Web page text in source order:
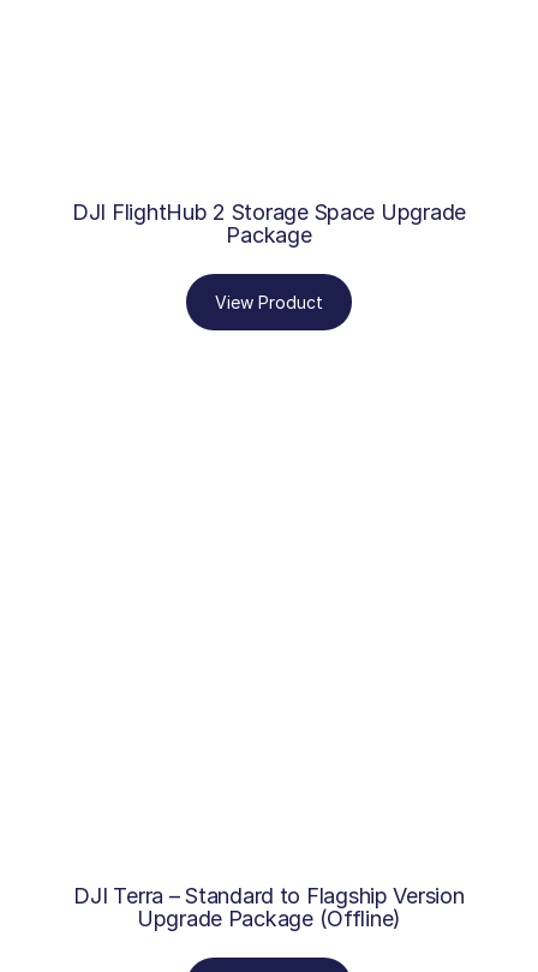
DJI FlightHub 2 Storage Space Upgrade
Package
View Product
DJI Terra – Standard to Flagship Version
Upgrade Package (Offline)